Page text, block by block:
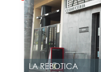
LA REBOTICA